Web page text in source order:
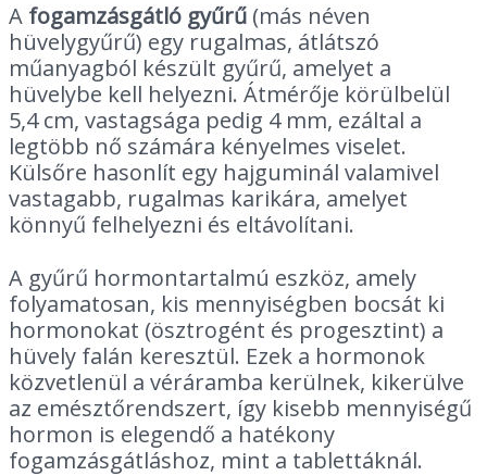
A fogamzásgátló gyűrű (más néven
hüvelygyűrű) egy rugalmas, átlátszó
műanyagból készült gyűrű, amelyet a
hüvelybe kell helyezni. Átmérője körülbelül
5,4 cm, vastagsága pedig 4 mm, ezáltal a
legtöbb nő számára kényelmes viselet.
Külsőre hasonlít egy hajguminál valamivel
vastagabb, rugalmas karikára, amelyet
könnyű felhelyezni és eltávolítani.
A gyűrű hormontartalmú eszköz, amely
folyamatosan, kis mennyiségben bocsát ki
hormonokat (ösztrogént és progesztint) a
hüvely falán keresztül. Ezek a hormonok
közvetlenül a véráramba kerülnek, kikerülve
az emésztőrendszert, így kisebb mennyiségű
hormon is elegendő a hatékony
fogamzásgátláshoz, mint a tablettáknál.